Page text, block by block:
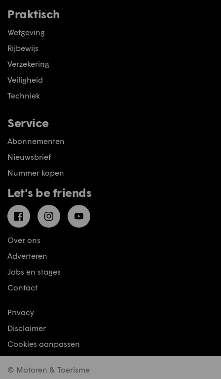
Praktisch
Wetgeving
Rijbewijs
Verzekering
Veiligheid
Techniek
Service
Abonnementen
Nieuwsbrief
Nummer kopen
Let's be friends
FacebookInstagramYouTube
Over ons
Adverteren
Jobs en stages
Contact
Privacy
Disclaimer
Cookies aanpassen
© Motoren & Toerisme